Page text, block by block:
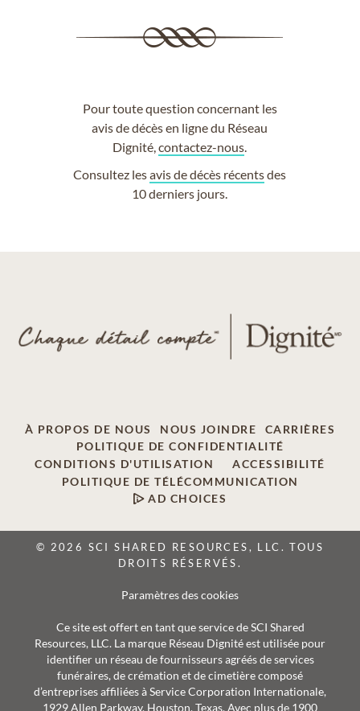
Pour toute question concernant les
avis de décès en ligne du Réseau
Dignité,contactez-nous
Consultez lesavis de décès récentsdes
10 derniers jours.
À PROPOS DE NOUS NOUS JOINDRE
CARRIÈRES
POLITIQUE DE CONFIDENTIALITÉ
CONDITIONS D'UTILISATION
ACCESSIBILITÉ
POLITIQUE DE TÉLÉCOMMUNICATION
AD CHOICES
© 2026 SCI SHARED RESOURCES, LLC. TOUS
DROITS RÉSERVÉS.
Paramètres des cookies
Ce site est offert en tant que service de SCI Shared
Resources, LLC. La marque Réseau Dignité est utilisée pour
identifier un réseau de fournisseurs agréés de services
funéraires, de crémation et de cimetière composé
d’entreprises affiliées à Service Corporation Internationale,
1929 Allen Parkway, Houston, Texas. Avec plus de 1900